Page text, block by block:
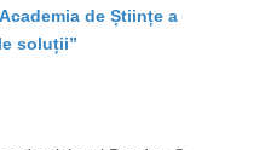
de Științe a
soluții”